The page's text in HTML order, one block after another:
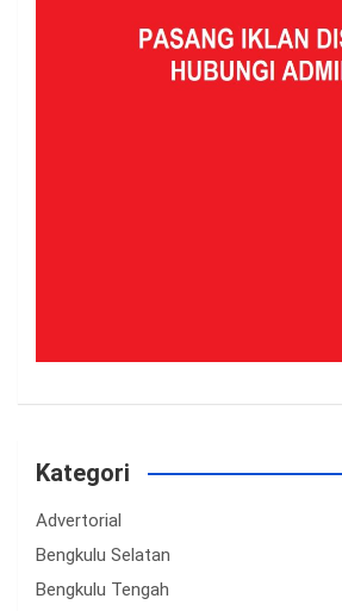
Kategori
Advertorial
Bengkulu Selatan
Bengkulu Tengah